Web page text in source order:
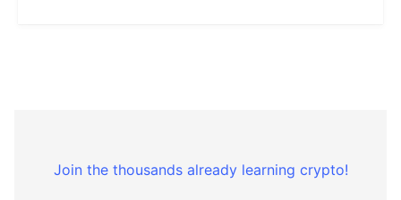
Join the thousands already learning crypto!